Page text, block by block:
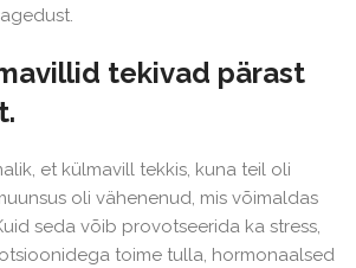
tekivad pärast
et külmavill tekkis, kuna teil oli
oli vähenenud, mis võimaldas
seda võib provotseerida ka stress,
toime tulla, hormonaalsed